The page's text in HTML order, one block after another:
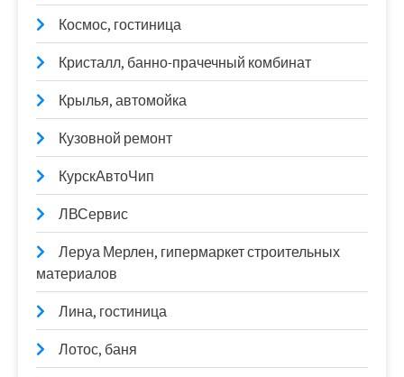
Космос, гостиница
Кристалл, банно-прачечный комбинат
Крылья, автомойка
Кузовной ремонт
КурскАвтоЧип
ЛВСервис
Леруа Мерлен, гипермаркет строительных
материалов
Лина, гостиница
Лотос, баня